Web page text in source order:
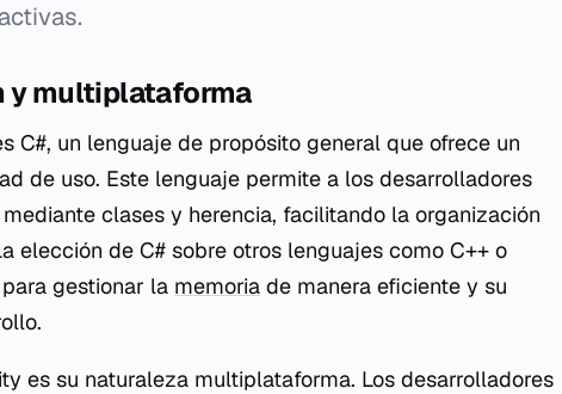
y multiplataforma
C#, un lenguaje de propósito general que ofrece un
de uso. Este lenguaje permite a los desarrolladores
clases y herencia, facilitando la organización
elección de C# sobre otros lenguajes como C++ o
gestionar la memoria de manera eficiente y su
es su naturaleza multiplataforma. Los desarrolladores